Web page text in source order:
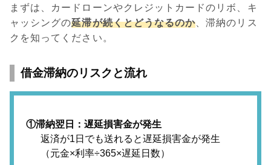
まずは、カードローンやクレジットカードのリボ、キ
ャッシングの延滞が続くとどうなるのか、滞納のリス
クを知ってください。
借金滞納のリスクと流れ
①滞納翌日：遅延損害金が発生
返済が1日でも送れると遅延損害金が発生
（元金×利率÷365×遅延日数）